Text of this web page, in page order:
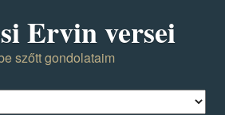
Ervin versei
szőtt gondolataim